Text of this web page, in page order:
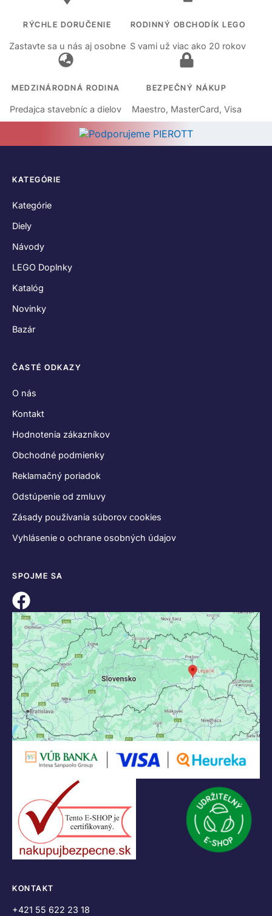
RÝCHLE DORUČENIE
Zastavte sa u nás aj osobne
RODINNÝ OBCHODÍK LEGO
S vami už viac ako 20 rokov
MEDZINÁRODNÁ RODINA
Predajca stavebníc a dielov
BEZPEČNÝ NÁKUP
Maestro, MasterCard, Visa
KATEGÓRIE
Kategórie
Diely
Návody
LEGO Doplnky
Katalóg
Novinky
Bazár
ČASTÉ ODKAZY
O nás
Kontakt
Hodnotenia zákazníkov
Obchodné podmienky
Reklamačný poriadok
Odstúpenie od zmluvy
Zásady používania súborov cookies
Vyhlásenie o ochrane osobných údajov
SPOJME SA
KONTAKT
+421 55 622 23 18